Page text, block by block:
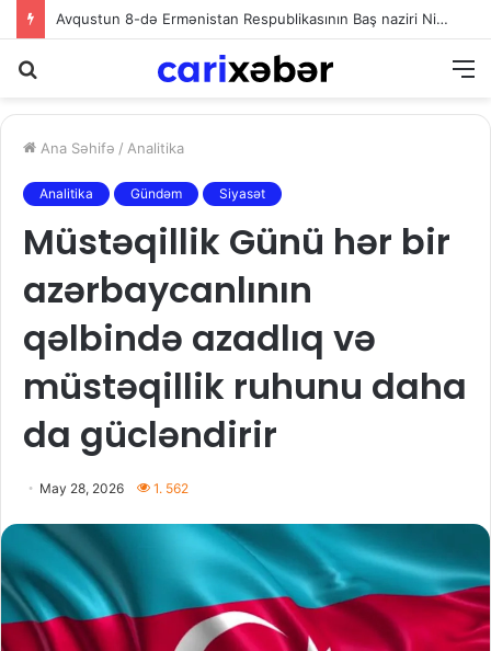
Avqustun 8-də Ermənistan Respublikasının Baş naziri Nikol Paşinyan Azərbaycan Respublikasının Prezidenti İlham Əliyevə zəng edib
Ana Səhifə / Analitika
Analitika Gündəm Siyasət
Müstəqillik Günü hər bir
azərbaycanlının
qəlbində azadlıq və
müstəqillik ruhunu daha
da gücləndirir
May 28, 2026 1. 562